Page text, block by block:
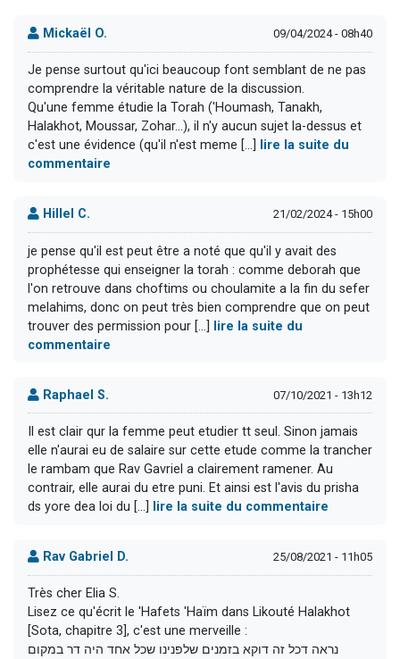
Mickaël O. 09/04/2024 - 08h40
Je pense surtout qu'ici beaucoup font semblant de ne pas
comprendre la véritable nature de la discussion.
Qu'une femme étudie la Torah ('Houmash, Tanakh,
Halakhot, Moussar, Zohar...), il n'y aucun sujet la-dessus et
c'est une évidence (qu'il n'est meme [...]
lire la suite du
commentaire
Hillel C. 21/02/2024 - 15h00
je pense qu'il est peut être a noté que qu'il y avait des
prophétesse qui enseigner la torah : comme deborah que
l'on retrouve dans choftims ou choulamite a la fin du sefer
melahims, donc on peut très bien comprendre que on peut
trouver des permission pour [...]
lire la suite du
commentaire
Raphael S. 07/10/2021 - 13h12
Il est clair qur la femme peut etudier tt seul. Sinon jamais
elle n'aurai eu de salaire sur cette etude comme la trancher
le rambam que Rav Gavriel a clairement ramener. Au
contrair, elle aurai du etre puni. Et ainsi est l'avis du prisha
ds yore dea loi du [...]
lire la suite du commentaire
Rav Gabriel D. 25/08/2021 - 11h05
Très cher Elia S.
Lisez ce qu'écrit le 'Hafets 'Haïm dans Likouté Halakhot
[Sota, chapitre 3], c'est une merveille :
נראה דכל זה דוקא בזמנים שלפנינו שכל אחד היה דר במקום